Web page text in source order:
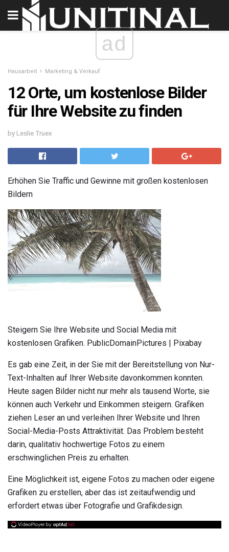
ad
Hausarbeit Marketing & Verkauf
12 Orte, um kostenlose Bilder
für Ihre Website zu finden
by Leslie Truex
Erhöhen Sie Traffic und Gewinne mit großen kostenlosen
Bildern
Steigern Sie Ihre Website und Social Media mit
kostenlosen Grafiken. PublicDomainPictures | Pixabay
Es gab eine Zeit, in der Sie mit der Bereitstellung von Nur-
Text-Inhalten auf Ihrer Website davonkommen konnten.
Heute sagen Bilder nicht nur mehr als tausend Worte, sie
können auch Verkehr und Einkommen steigern. Grafiken
ziehen Leser an und verleihen Ihrer Website und Ihren
Social-Media-Posts Attraktivität. Das Problem besteht
darin, qualitativ hochwertige Fotos zu einem
erschwinglichen Preis zu erhalten.
Eine Möglichkeit ist, eigene Fotos zu machen oder eigene
Grafiken zu erstellen, aber das ist zeitaufwendig und
erfordert etwas über Fotografie und Grafikdesign.